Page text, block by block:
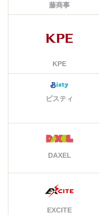
藤商事
KPE
ビスティ
DAXEL
EXCITE